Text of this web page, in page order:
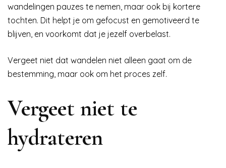
wandelingen pauzes te nemen, maar ook bij kortere
tochten. Dit helpt je om gefocust en gemotiveerd te
blijven, en voorkomt dat je jezelf overbelast.
Vergeet niet dat wandelen niet alleen gaat om de
bestemming, maar ook om het proces zelf.
Vergeet niet te
hydrateren